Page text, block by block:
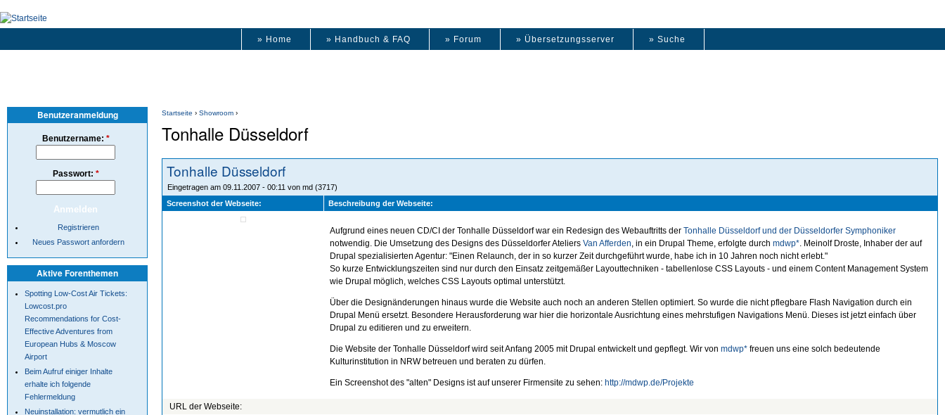
» Home » Handbuch & FAQ » Forum » Übersetzungsserver » Suche
Startseite › Showroom ›
Tonhalle Düsseldorf
Tonhalle Düsseldorf
Eingetragen am 09.11.2007 - 00:11 von md (3717)
Screenshot der Webseite:
Beschreibung der Webseite:
Aufgrund eines neuen CD/CI der Tonhalle Düsseldorf war ein Redesign des Webauftritts der Tonhalle Düsseldorf und der Düsseldorfer Symphoniker
notwendig. Die Umsetzung des Designs des Düsseldorfer Ateliers Van Afferden, in ein Drupal Theme, erfolgte durch mdwp*. Meinolf Droste, Inhaber der auf
Drupal spezialisierten Agentur: "Einen Relaunch, der in so kurzer Zeit durchgeführt wurde, habe ich in 10 Jahren noch nicht erlebt."
So kurze Entwicklungszeiten sind nur durch den Einsatz zeitgemäßer Layouttechniken - tabellenlose CSS Layouts - und einem Content Management System
wie Drupal möglich, welches CSS Layouts optimal unterstützt.
Über die Designänderungen hinaus wurde die Website auch noch an anderen Stellen optimiert. So wurde die nicht pflegbare Flash Navigation durch ein
Drupal Menü ersetzt. Besondere Herausforderung war hier die horizontale Ausrichtung eines mehrstufigen Navigations Menü. Dieses ist jetzt einfach über
Drupal zu editieren und zu erweitern.
Die Website der Tonhalle Düsseldorf wird seit Anfang 2005 mit Drupal entwickelt und gepflegt. Wir von mdwp* freuen uns eine solch bedeutende
Kulturinstitution in NRW betreuen und beraten zu dürfen.
Ein Screenshot des "alten" Designs ist auf unserer Firmensite zu sehen: http://mdwp.de/Projekte
URL der Webseite:
Benutzeranmeldung
Benutzername: *
Passwort: *
Registrieren
Neues Passwort anfordern
Aktive Forenthemen
Spotting Low-Cost Air Tickets:
Lowcost.pro
Recommendations for Cost-
Effective Adventures from
European Hubs & Moscow
Airport
Beim Aufruf einiger Inhalte
erhalte ich folgende
Fehlermeldung
Neuinstallation: vermutlich ein